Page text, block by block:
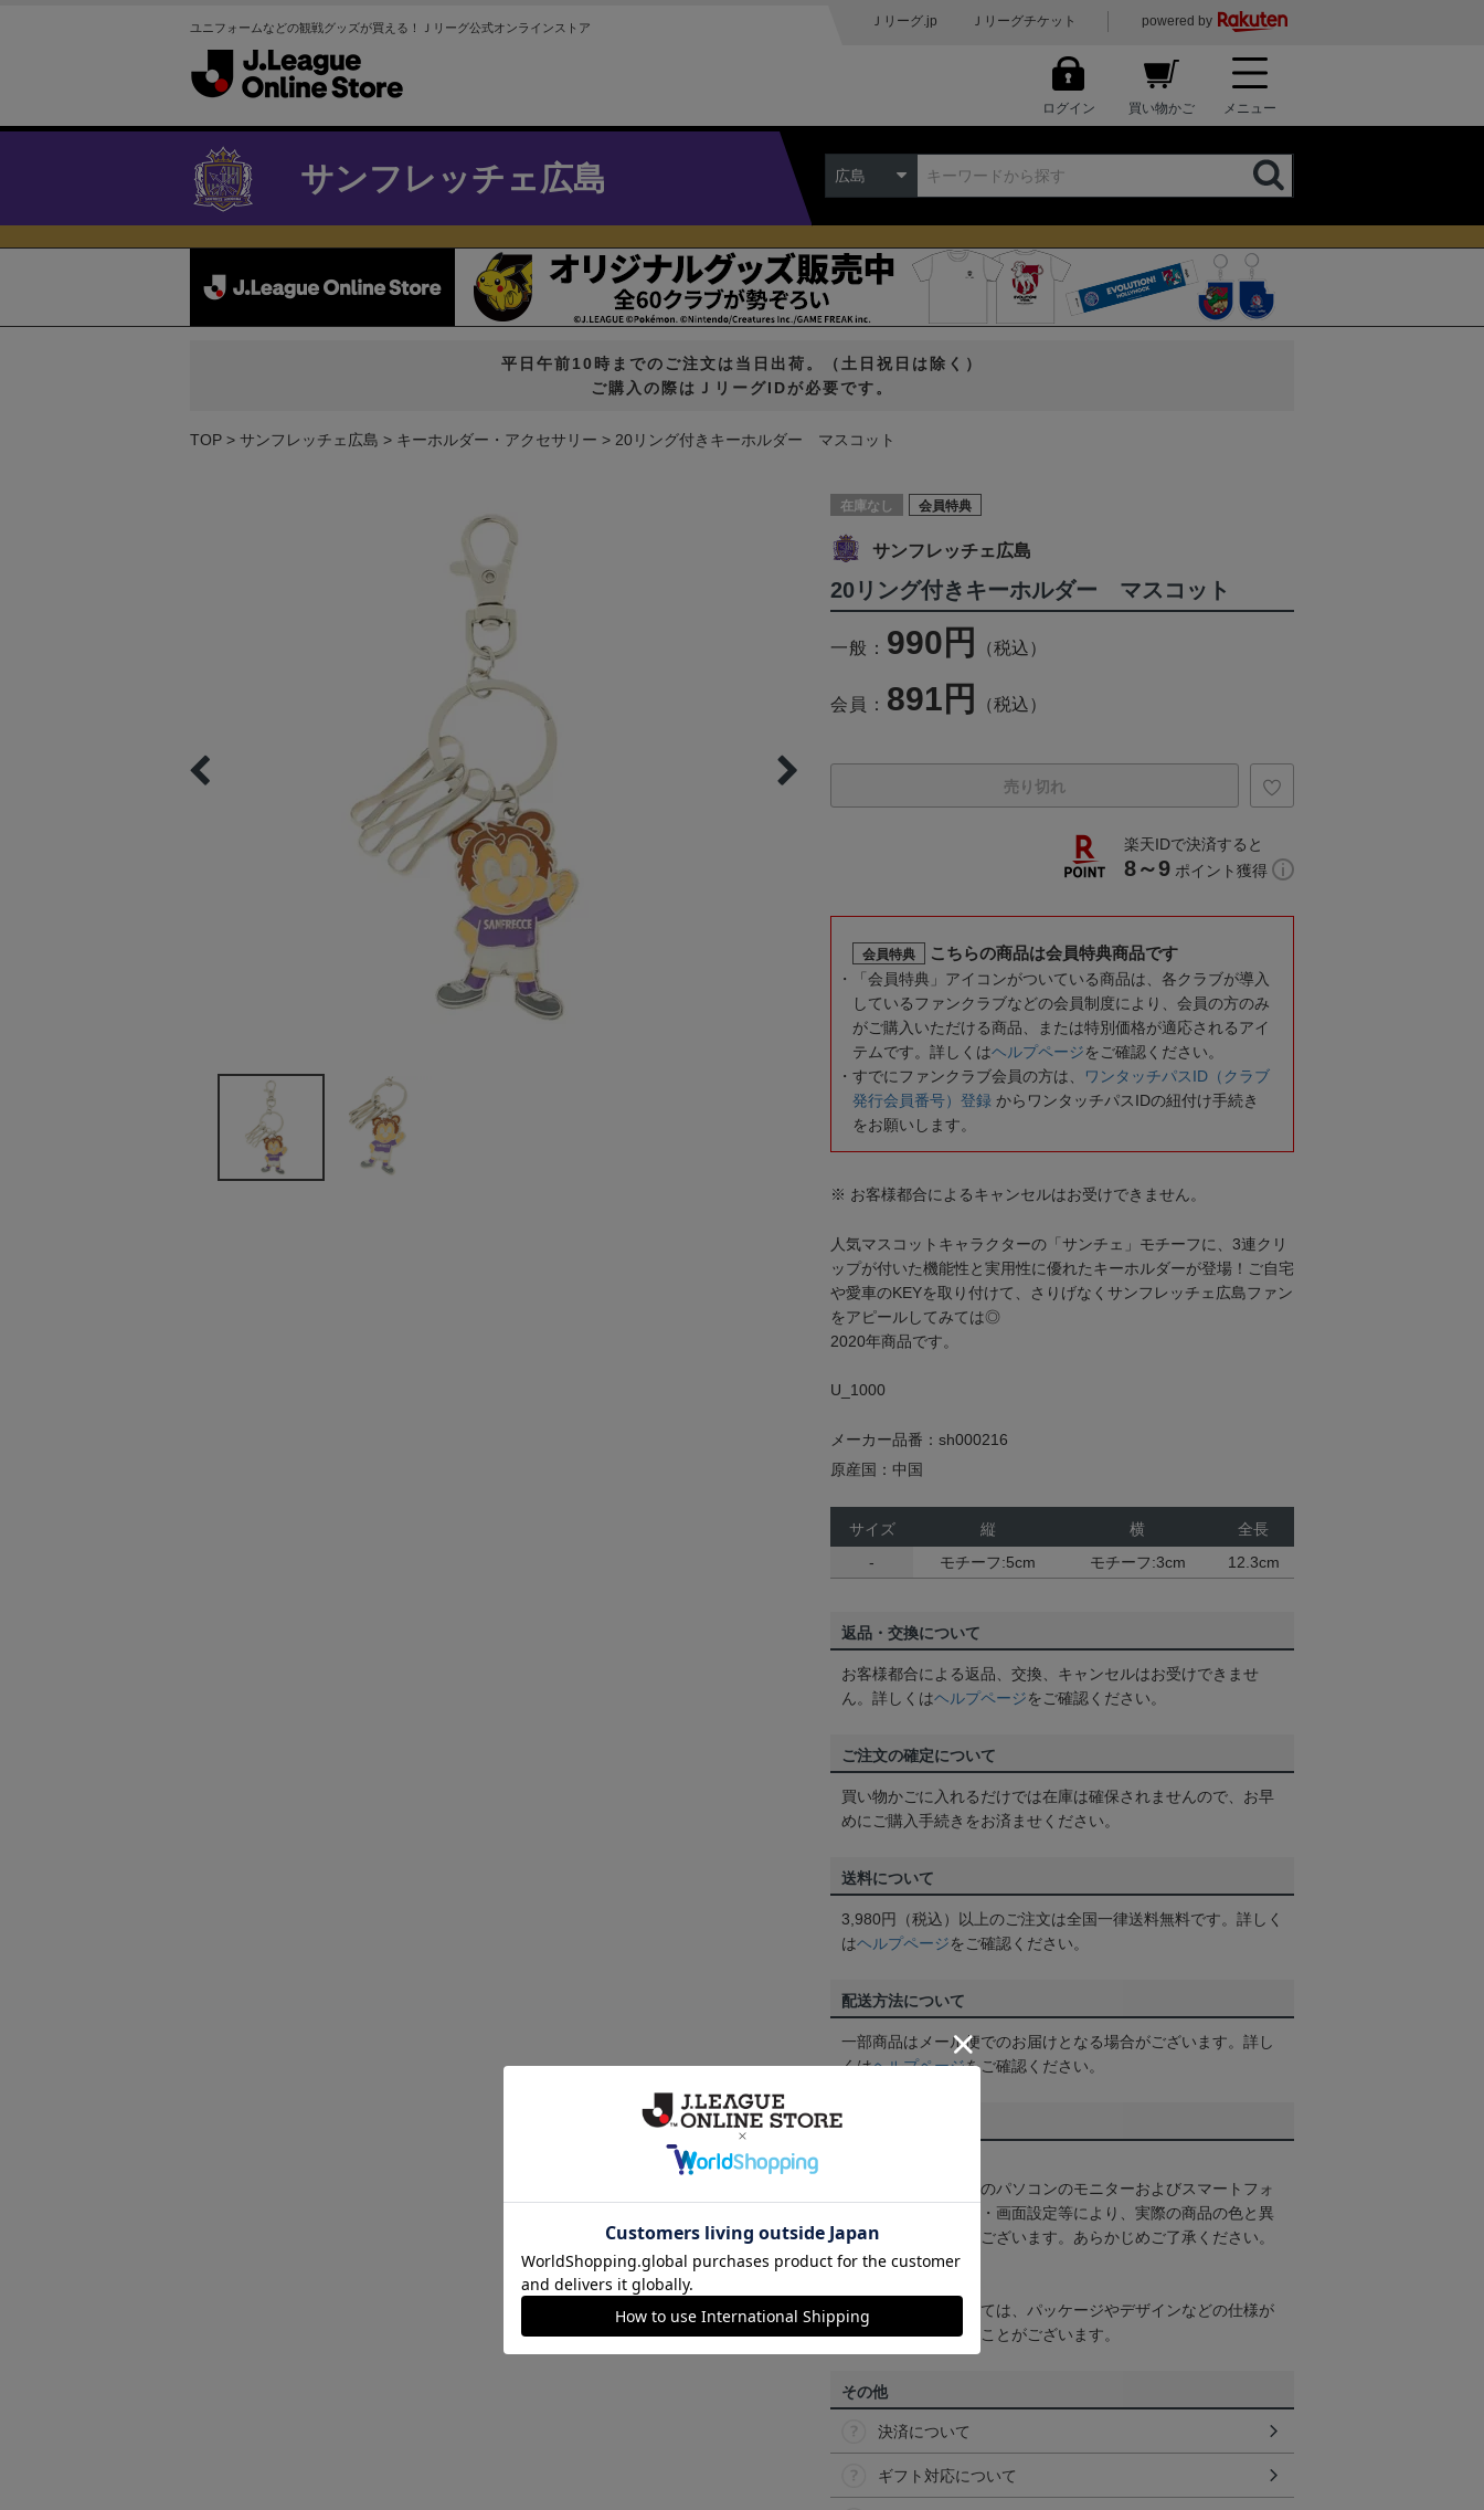
ユニフォームなどの観戦グッズが買える！Ｊリーグ公式オンラインストア Ｊリーグ.jp Ｊリーグチケット powered by
ログイン 買い物かご メニュー
サンフレッチェ広島 広島
平日午前10時までのご注文は当日出荷。（土日祝日は除く）
ご購入の際はＪリーグIDが必要です。
TOP サンフレッチェ広島 キーホルダー・アクセサリー 20リング付きキーホルダー マスコット
在庫なし 会員特典
サンフレッチェ広島
20リング付きキーホルダー マスコット
一般： 990円 （税込）
会員： 891円 （税込）
売り切れ
楽天IDで決済すると
8～9 ポイント獲得
会員特典 こちらの商品は会員特典商品です
「会員特典」アイコンがついている商品は、各クラブが導入
しているファンクラブなどの会員制度により、会員の方のみ
がご購入いただける商品、または特別価格が適応されるアイ
テムです。詳しくはヘルプページをご確認ください。
すでにファンクラブ会員の方は、
ワンタッチパスID（クラブ
発行会員番号）登録 からワンタッチパスIDの紐付け手続き
をお願いします。
※ お客様都合によるキャンセルはお受けできません。
人気マスコットキャラクターの「サンチェ」モチーフに、3連クリ
ップが付いた機能性と実用性に優れたキーホルダーが登場！ご自宅
や愛車のKEYを取り付けて、さりげなくサンフレッチェ広島ファン
をアピールしてみては◎
2020年商品です。
U_1000
メーカー品番：sh000216
原産国：中国
サイズ 縦 横
全長
-
モチーフ:5cm モチーフ:3cm 12.3cm
返品・交換について
お客様都合による返品、交換、キャンセルはお受けできませ
ん。詳しくはヘルプページをご確認ください。
ご注文の確定について
買い物かごに入れるだけでは在庫は確保されませんので、お早
めにご購入手続きをお済ませください。
送料について
3,980円（税込）以上のご注文は全国一律送料無料です。詳しく
はヘルプページをご確認ください。
配送方法について
一部商品はメール便でのお届けとなる場合がございます。詳し
くはヘルプページをご確認ください。
商品について
商品画像は、お使いのパソコンのモニターおよびスマートフォ
ンのメーカー・機種・画面設定等により、実際の商品の色と異
なって見える場合がございます。あらかじめご了承ください。
取り扱い商品によっては、パッケージやデザインなどの仕様が
予告なく変更になることがございます。
その他
決済について
ギフト対応について